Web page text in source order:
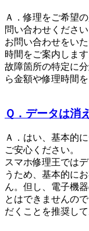
Ａ．修理をご希望
問い合わせください
お問い合わせをい
時間をご案内しま
故障箇所の特定に
ら金額や修理時間
Ｑ．データは消
Ａ．はい、基本的
ご安心ください。
スマホ修理王では
うため、基本的に
ん。但し、電子機
とはできませんの
だくことを推奨して